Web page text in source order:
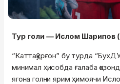
Тур голи — Ислом Шарипов
“Каттақўрғон” бу турда
минимал ҳисобда ғалаба
ягона голни ярим ҳимоячи